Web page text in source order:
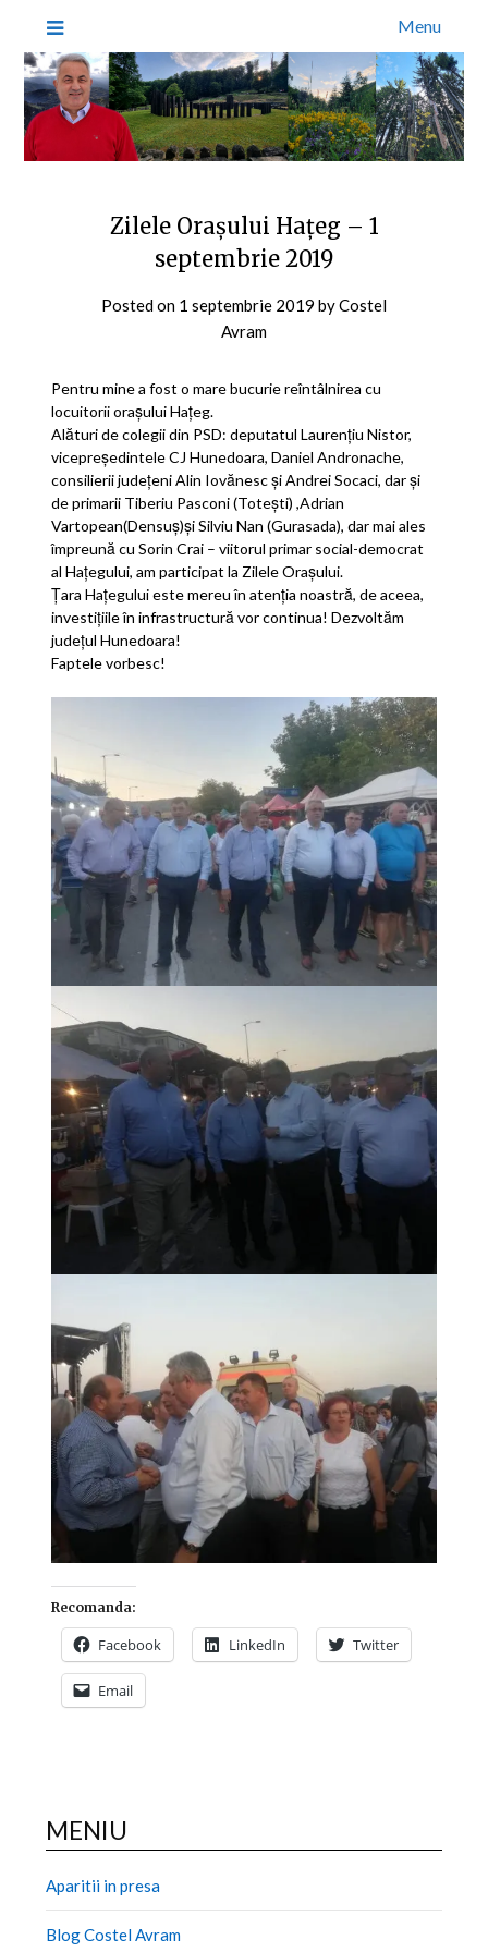
Menu
Zilele Orașului Hațeg – 1
septembrie 2019
Posted on 1 septembrie 2019 byCostel
Avram
Pentru mine a fost o mare bucurie reîntâlnirea cu
locuitorii orașului Hațeg.
Alături de colegii din PSD: deputatul Laurențiu Nistor,
vicepreședintele CJ Hunedoara, Daniel Andronache,
consilierii județeni Alin Iovănesc și Andrei Socaci, dar și
de primarii Tiberiu Pasconi (Totești) ,Adrian
Vartopean(Densuș)și Silviu Nan (Gurasada), dar mai ales
împreună cu Sorin Crai – viitorul primar social-democrat
al Hațegului, am participat la Zilele Orașului.
Țara Hațegului este mereu în atenția noastră, de aceea,
investițiile în infrastructură vor continua! Dezvoltăm
județul Hunedoara!
Faptele vorbesc!
Recomanda:
Facebook LinkedIn Twitter
Email
MENIU
Aparitii in presa
Blog Costel Avram